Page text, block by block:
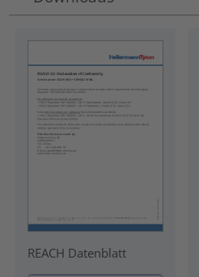
REACH Datenblatt